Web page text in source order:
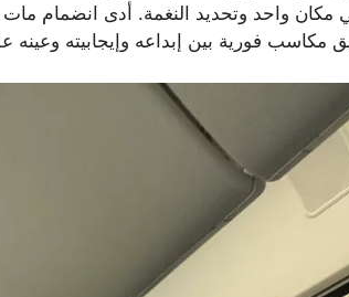
مكان واحد وتحديد النغمة. أدى انضمام